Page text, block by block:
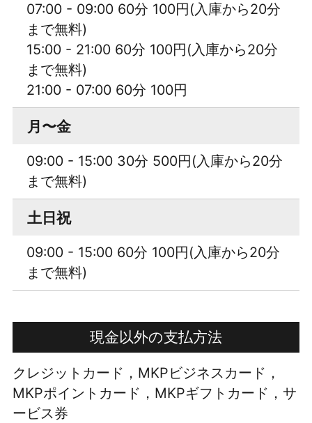
07:00 - 09:00 60分 100円(入庫から20分
まで無料)
15:00 - 21:00 60分 100円(入庫から20分
まで無料)
21:00 - 07:00 60分 100円
月〜金
09:00 - 15:00 30分 500円(入庫から20分
まで無料)
土日祝
09:00 - 15:00 60分 100円(入庫から20分
まで無料)
現金以外の支払方法
クレジットカード，MKPビジネスカード，
MKPポイントカード，MKPギフトカード，サ
ービス券